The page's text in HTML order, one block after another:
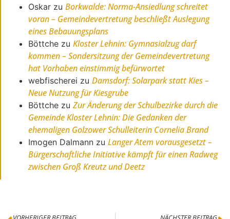
Oskar zu Borkwalde: Norma-Ansiedlung schreitet
voran – Gemeindevertretung beschließt Auslegung
eines Bebauungsplans
Böttche zu Kloster Lehnin: Gymnasialzug darf
kommen – Sondersitzung der Gemeindevertretung
hat Vorhaben einstimmig befürwortet
webfischerei zu Damsdorf: Solarpark statt Kies –
Neue Nutzung für Kiesgrube
Böttche zuZur Änderung der Schulbezirke durch die
Gemeinde Kloster Lehnin: Die Gedanken der
ehemaligen Golzower Schulleiterin Cornelia Brand
Imogen Dalmann zu Langer Atem vorausgesetzt –
Bürgerschaftliche Initiative kämpft für einen Radweg
zwischen Groß Kreutz und Deetz